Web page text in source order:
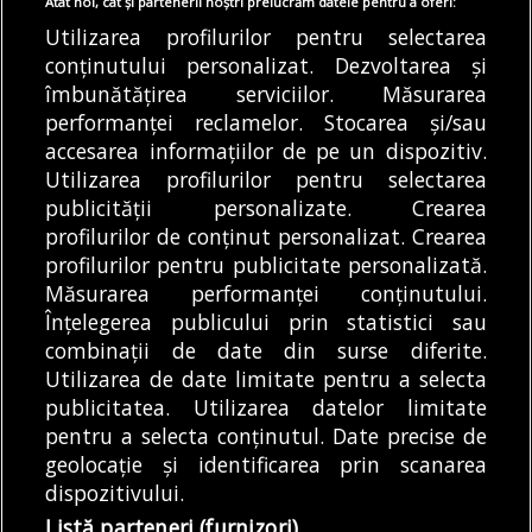
săptămâna viitoare
Societatea de
Transport București
anunță că, începând cu
10 august, stația de...
– FC Voluntari
Programul liniei 41 se
prelungește în seara
zilei de sâmbătă,
08.08.2026. Măsura a...
DIANA MATEI 08/08/2026
MODIFICĂ SETĂRILE COOKIES
© Copyright 2025 - Buletin de București.
Găzduit dePresslabs.com. Powered by TRS Design.
Despre
Noi
Media
Kit
Politică De
Confidențialitate
Cookie
Policy (EU)
Cookie
Policy
Tweet
Share this selection
Utilizarea profilurilor pentru selectarea
conținutului personalizat. Dezvoltarea și
îmbunătățirea serviciilor. Măsurarea
performanței reclamelor. Stocarea și/sau
accesarea informațiilor de pe un dispozitiv.
Utilizarea profilurilor pentru selectarea
publicității personalizate. Crearea
profilurilor de conținut personalizat. Crearea
profilurilor pentru publicitate personalizată.
Măsurarea performanței conținutului.
Înțelegerea publicului prin statistici sau
combinații de date din surse diferite.
Utilizarea de date limitate pentru a selecta
publicitatea. Utilizarea datelor limitate
pentru a selecta conținutul. Date precise de
geolocație și identificarea prin scanarea
dispozitivului.